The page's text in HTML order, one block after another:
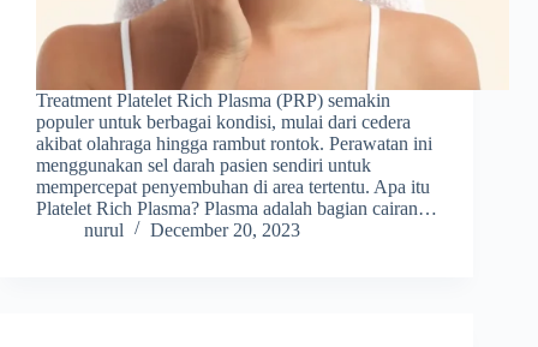
Treatment Platelet Rich Plasma (PRP) semakin
populer untuk berbagai kondisi, mulai dari cedera
akibat olahraga hingga rambut rontok. Perawatan ini
menggunakan sel darah pasien sendiri untuk
mempercepat penyembuhan di area tertentu. Apa itu
Platelet Rich Plasma? Plasma adalah bagian cairan…
nurul
December 20, 2023